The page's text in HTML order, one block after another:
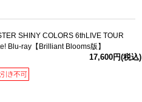
SHINY COLORS 6thLIVE TOUR
Blu-ray【Brilliant Blooms版】
17,600円(税込)